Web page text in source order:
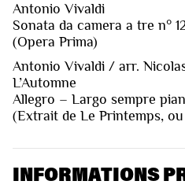
Antonio Vivaldi
Sonata da camera a tre n°
(Opera Prima)
Antonio Vivaldi / arr.
L’Automne
Allegro – Largo sempre
(Extrait de Le Printemps,
INFORMATIONS